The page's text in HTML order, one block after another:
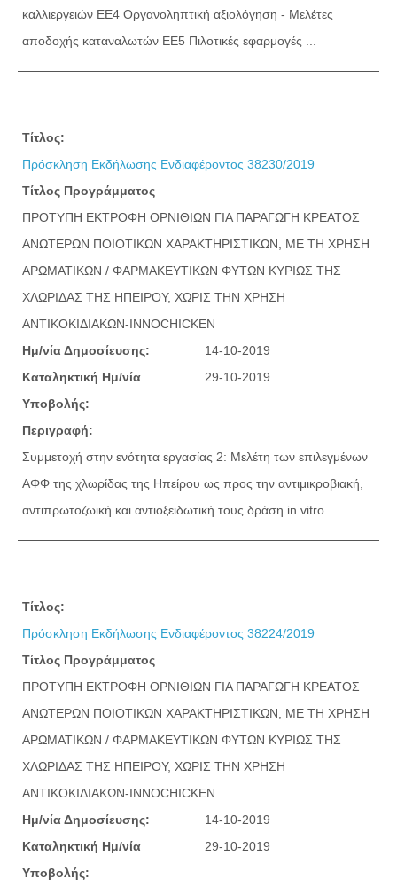
καλλιεργειών ΕΕ4 Οργανοληπτική αξιολόγηση - Μελέτες
αποδοχής καταναλωτών ΕΕ5 Πιλοτικές εφαρμογές ...
Τίτλος:
Πρόσκληση Εκδήλωσης Ενδιαφέροντος 38230/2019
Τίτλος Προγράμματος
ΠΡΟΤΥΠΗ ΕΚΤΡΟΦΗ ΟΡΝΙΘΙΩΝ ΓΙΑ ΠΑΡΑΓΩΓΗ ΚΡΕΑΤΟΣ
ΑΝΩΤΕΡΩΝ ΠΟΙΟΤΙΚΩΝ ΧΑΡΑΚΤΗΡΙΣΤΙΚΩΝ, ΜΕ ΤΗ ΧΡΗΣΗ
ΑΡΩΜΑΤΙΚΩΝ / ΦΑΡΜΑΚΕΥΤΙΚΩΝ ΦΥΤΩΝ ΚΥΡΙΩΣ ΤΗΣ
ΧΛΩΡΙΔΑΣ ΤΗΣ ΗΠΕΙΡΟΥ, ΧΩΡΙΣ ΤΗΝ ΧΡΗΣΗ
ΑΝΤΙΚΟΚΙΔΙΑΚΩΝ-INNOCHICKEN
Ημ/νία Δημοσίευσης:
14-10-2019
Καταληκτική Ημ/νία
Υποβολής:
29-10-2019
Περιγραφή:
Συμμετοχή στην ενότητα εργασίας 2: Μελέτη των επιλεγμένων
ΑΦΦ της χλωρίδας της Ηπείρου ως προς την αντιμικροβιακή,
αντιπρωτοζωική και αντιοξειδωτική τους δράση in vitro...
Τίτλος:
Πρόσκληση Εκδήλωσης Ενδιαφέροντος 38224/2019
Τίτλος Προγράμματος
ΠΡΟΤΥΠΗ ΕΚΤΡΟΦΗ ΟΡΝΙΘΙΩΝ ΓΙΑ ΠΑΡΑΓΩΓΗ ΚΡΕΑΤΟΣ
ΑΝΩΤΕΡΩΝ ΠΟΙΟΤΙΚΩΝ ΧΑΡΑΚΤΗΡΙΣΤΙΚΩΝ, ΜΕ ΤΗ ΧΡΗΣΗ
ΑΡΩΜΑΤΙΚΩΝ / ΦΑΡΜΑΚΕΥΤΙΚΩΝ ΦΥΤΩΝ ΚΥΡΙΩΣ ΤΗΣ
ΧΛΩΡΙΔΑΣ ΤΗΣ ΗΠΕΙΡΟΥ, ΧΩΡΙΣ ΤΗΝ ΧΡΗΣΗ
ΑΝΤΙΚΟΚΙΔΙΑΚΩΝ-INNOCHICKEN
Ημ/νία Δημοσίευσης:
14-10-2019
Καταληκτική Ημ/νία
Υποβολής:
29-10-2019